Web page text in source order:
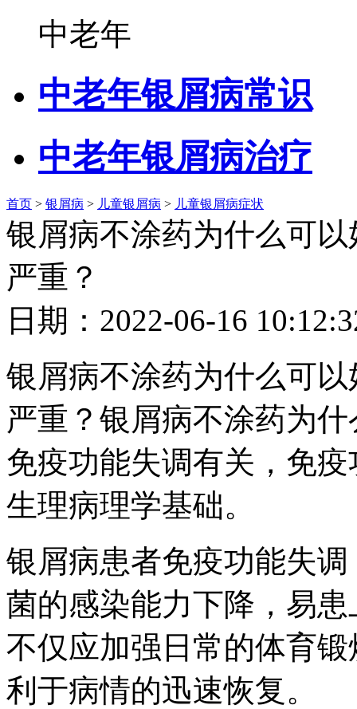
中老年
中老年银屑病常识
中老年银屑病治疗
首页 > 银屑病 > 儿童银屑病 > 儿童银屑病症状
银屑病不涂药为什么可
严重？
日期：2022-06-16
银屑病不涂药为什么可
严重？银屑病不涂药为
免疫功能失调有关，免
生理病理学基础。
银屑病患者免疫功能失
菌的感染能力下降，易
不仅应加强日常的体育
利于病情的迅速恢复。